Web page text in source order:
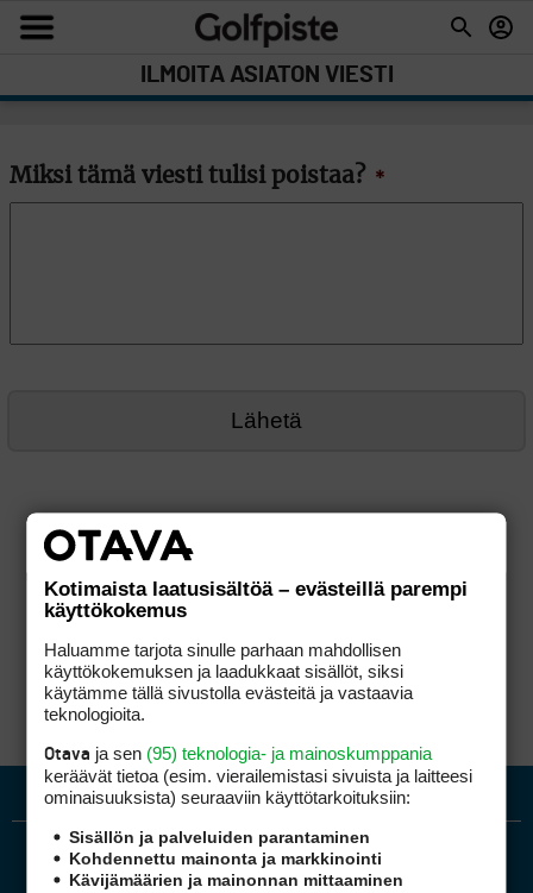
ILMOITA ASIATON VIESTI
Miksi tämä viesti tulisi poistaa? *
Kotimaista laatusisältöä – evästeillä parempi
käyttökokemus
Haluamme tarjota sinulle parhaan mahdollisen
käyttökokemuksen ja laadukkaat sisällöt, siksi
käytämme tällä sivustolla evästeitä ja vastaavia
teknologioita.
Otava ja sen (95) teknologia- ja mainoskumppania
keräävät tietoa (esim. vierailemis­tasi sivuista ja laitteesi
ominaisuuk­sista) seuraaviin käyttötarkoituksiin:
Sisällön ja palveluiden parantaminen
Kohdennettu mainonta ja markkinointi
Kävijämäärien ja mainonnan mittaaminen